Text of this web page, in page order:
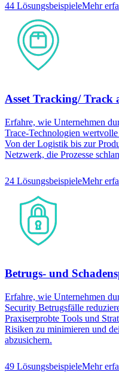
44 LösungsbeispieleMehr
Asset Tracking/ Track
Erfahre, wie Unternehmen
Trace-Technologien
Von der Logistik bis zur
Netzwerk, die Prozesse
24 LösungsbeispieleMehr
Betrugs- und
Erfahre, wie Unternehmen
Security Betrugsfälle
Praxiserprobte Tools und
Risiken zu minimieren und
abzusichern.
49 LösungsbeispieleMehr